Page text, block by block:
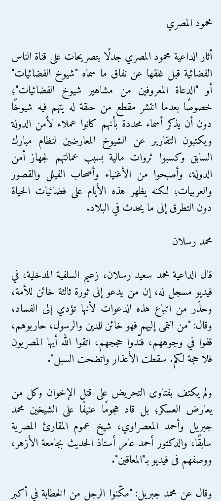
محمود المصري
أثار الداعية محمود المصري جدلًا بتصريحات على قناة الناس
الفضائية قبل غلقها عن نفاق ما سماه "شيوخ الفضائيات"
أو "الدعاة المعروفين من مشاهير شيوخ الفضائيات"؛
خصوصًا بعدما انتشر مقطع من حلقة له يتهم فيه شيوخًا
دون أن يذكر أسماء محددة بأنهم كانوا عملاء لأمن الدولة
ويكتبون التقارير عن الشيوخ المعارضين لنظام مبارك
السابق وكسبوا ثروات مالية بسبب عمالتهم لجهاز أمن
الدولة، وأصبحوا من الأغنياء وأصحاب الفيلل والقصور
والعربيات؛ لكنه يظهر هذه الأيام على فضائيات الحياة
دون التطرق إلى ما يحدث في البلاد.
محمد رسلان
قال الداعية محمد سعيد رسلان، زعيم السلفية المدخلية، في
فيديو مسجل له، إن من يدعو إلى ثورة ثالثة خائن للأمة،
وحذّر من اتباع هذه الدعوات لأنها تؤدي إلى الفساد،
وقال: "من انتمى إليهم فهو خائن للدين والرسول، حاربوهم،
قفوا في وجوههم، فنّدوا حججهم، اتقوا الله أيها المصريون
فلا حجة لكم. سقطت الأعذار واتضحت السبل".
ولم يكتف بفتاوى التحريض على قتل الإخوان وكل من
يعارض العسكر؛ بل قاد هجومًا عنيفًا على الشيخين محمد
جبريل وأحمد المعصراوي، شيخ عموم المقارئ المصرية
سابقًا، والدكتور أحمد عامر أستاذ الحديث بجامعة الأزهر،
ووصفهم فى فيديو بـ"المعاقين".
وقال عن محمد جبريل: "مكّنوا الرجل من الخطابة في أكبر